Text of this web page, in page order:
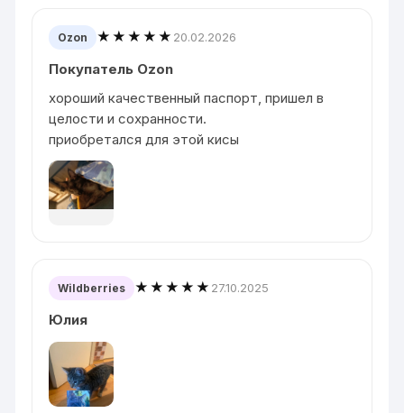
Ozon ★★★★★ 20.02.2026
Покупатель Ozon
хороший качественный паспорт, пришел в
целости и сохранности.
приобретался для этой кисы
Wildberries ★★★★★ 27.10.2025
Юлия